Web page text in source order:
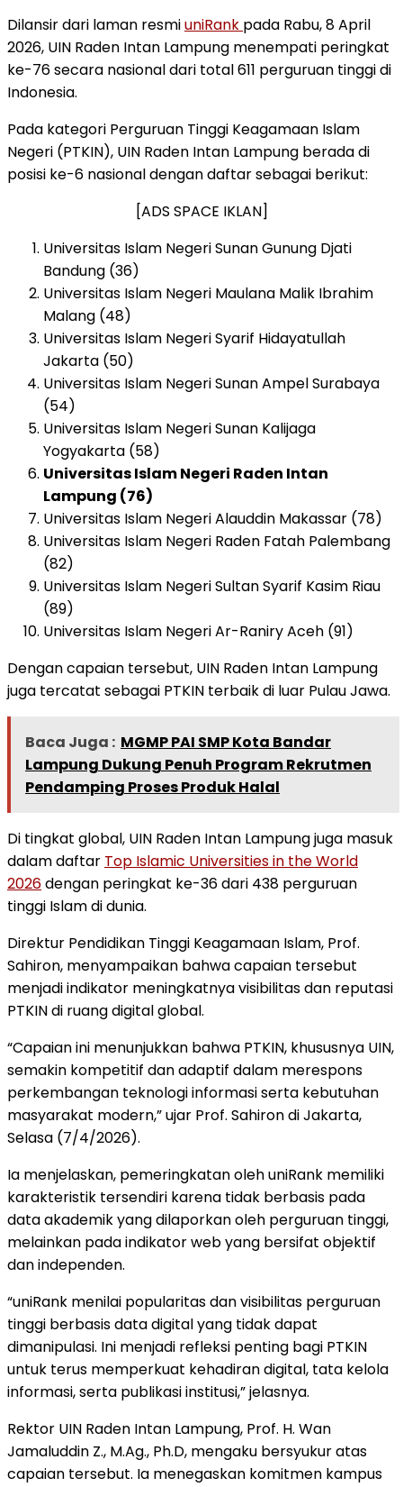
Dilansir dari laman resmiuniRank pada Rabu, 8 April
2026, UIN Raden Intan Lampung menempati peringkat
ke-76 secara nasional dari total 611 perguruan tinggi di
Indonesia.
Pada kategori Perguruan Tinggi Keagamaan Islam
Negeri (PTKIN), UIN Raden Intan Lampung berada di
posisi ke-6 nasional dengan daftar sebagai berikut:
[ADS SPACE IKLAN]
Universitas Islam Negeri Sunan Gunung Djati
Bandung (36)
Universitas Islam Negeri Maulana Malik Ibrahim
Malang (48)
Universitas Islam Negeri Syarif Hidayatullah
Jakarta (50)
Universitas Islam Negeri Sunan Ampel Surabaya
(54)
Universitas Islam Negeri Sunan Kalijaga
Yogyakarta (58)
Universitas Islam Negeri Raden Intan
Lampung (76)
Universitas Islam Negeri Alauddin Makassar (78)
Universitas Islam Negeri Raden Fatah Palembang
(82)
Universitas Islam Negeri Sultan Syarif Kasim Riau
(89)
Universitas Islam Negeri Ar-Raniry Aceh (91)
Dengan capaian tersebut, UIN Raden Intan Lampung
juga tercatat sebagai PTKIN terbaik di luar Pulau Jawa.
Baca Juga : MGMP PAI SMP Kota Bandar
Lampung Dukung Penuh Program Rekrutmen
Pendamping Proses Produk Halal
Di tingkat global, UIN Raden Intan Lampung juga masuk
dalam daftar Top Islamic Universities in the World
2026dengan peringkat ke-36 dari 438 perguruan
tinggi Islam di dunia.
Direktur Pendidikan Tinggi Keagamaan Islam, Prof.
Sahiron, menyampaikan bahwa capaian tersebut
menjadi indikator meningkatnya visibilitas dan reputasi
PTKIN di ruang digital global.
“Capaian ini menunjukkan bahwa PTKIN, khususnya UIN,
semakin kompetitif dan adaptif dalam merespons
perkembangan teknologi informasi serta kebutuhan
masyarakat modern,” ujar Prof. Sahiron di Jakarta,
Selasa (7/4/2026).
Ia menjelaskan, pemeringkatan oleh uniRank memiliki
karakteristik tersendiri karena tidak berbasis pada
data akademik yang dilaporkan oleh perguruan tinggi,
melainkan pada indikator web yang bersifat objektif
dan independen.
“uniRank menilai popularitas dan visibilitas perguruan
tinggi berbasis data digital yang tidak dapat
dimanipulasi. Ini menjadi refleksi penting bagi PTKIN
untuk terus memperkuat kehadiran digital, tata kelola
informasi, serta publikasi institusi,” jelasnya.
Rektor UIN Raden Intan Lampung, Prof. H. Wan
Jamaluddin Z., M.Ag., Ph.D, mengaku bersyukur atas
capaian tersebut. Ia menegaskan komitmen kampus